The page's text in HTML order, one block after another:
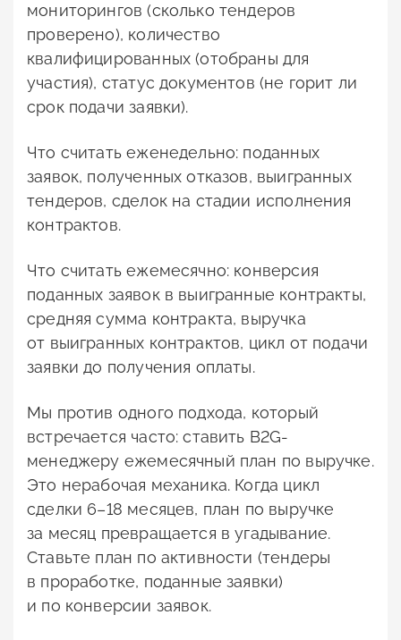
мониторингов (сколько тендеров
проверено), количество
квалифицированных (отобраны для
участия), статус документов (не горит ли
срок подачи заявки).
Что считать еженедельно: поданных
заявок, полученных отказов, выигранных
тендеров, сделок на стадии исполнения
контрактов.
Что считать ежемесячно: конверсия
поданных заявок в выигранные контракты,
средняя сумма контракта, выручка
от выигранных контрактов, цикл от подачи
заявки до получения оплаты.
Мы против одного подхода, который
встречается часто: ставить B2G-
менеджеру ежемесячный план по выручке.
Это нерабочая механика. Когда цикл
сделки 6–18 месяцев, план по выручке
за месяц превращается в угадывание.
Ставьте план по активности (тендеры
в проработке, поданные заявки)
и по конверсии заявок.